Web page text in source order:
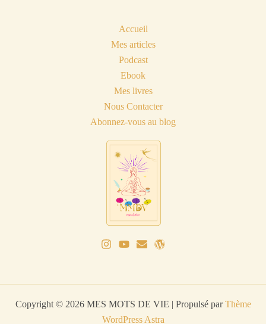
Accueil
Mes articles
Podcast
Ebook
Mes livres
Nous Contacter
Abonnez-vous au blog
Copyright © 2026 MES MOTS DE VIE | Propulsé parThème
WordPress Astra